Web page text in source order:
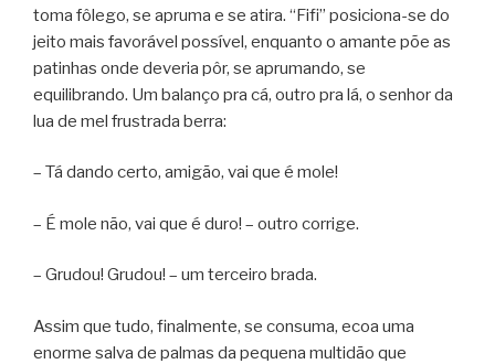
toma fôlego, se apruma e se atira. “Fifi” posiciona-se do
jeito mais favorável possível, enquanto o amante põe as
patinhas onde deveria pôr, se aprumando, se
equilibrando. Um balanço pra cá, outro pra lá, o senhor da
lua de mel frustrada berra:
– Tá dando certo, amigão, vai que é mole!
– É mole não, vai que é duro! – outro corrige.
– Grudou! Grudou! – um terceiro brada.
Assim que tudo, finalmente, se consuma, ecoa uma
enorme salva de palmas da pequena multidão que